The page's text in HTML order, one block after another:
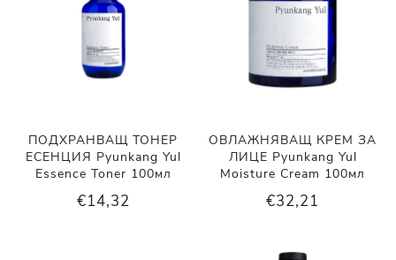
ПОДХРАНВАЩ ТОНЕР
ЕСЕНЦИЯ Pyunkang Yul
Essence Toner 100мл
€14,32
ОВЛАЖНЯВАЩ КРЕМ ЗА
ЛИЦЕ Pyunkang Yul
Moisture Cream 100мл
€32,21